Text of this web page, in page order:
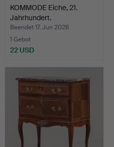
KOMMODE Eiche, 21.
Jahrhundert.
Beendet 17. Jun 2026
1 Gebot
22 USD